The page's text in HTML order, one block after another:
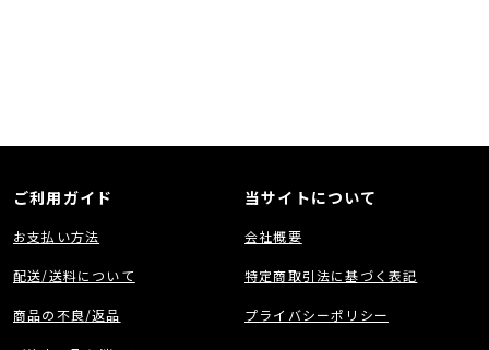
ご利用ガイド
お支払い方法
配送/送料について
商品の不良/返品
当サイトについて
会社概要
特定商取引法に基づく表記
プライバシーポリシー